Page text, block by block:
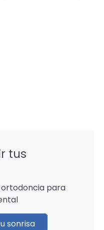
tus
ortodoncia para
sonrisa